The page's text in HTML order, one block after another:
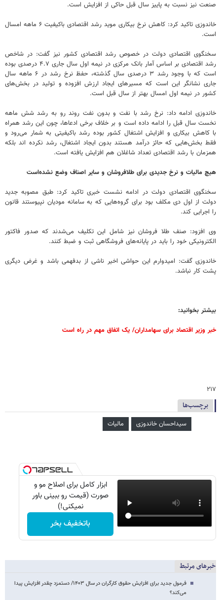
صنعت نیز نسبت به پاییز سال قبل حاکی از افزایش است.
خاندوزی تاکید کرد: کاهش نرخ بیکاری موید رشد اقتصادی باکیفیت ۶ ماهه امسال
است.
سخنگوی اقتصادی دولت در خصوص رشد اقتصادی کشور نیز گفت: در شاخص
رشد اقتصادی بر اساس آمار بانک مرکزی در نیمه اول سال جاری ۴.۷ درصدی بوده
است که با وجود رشد ۳ درصدی سال گذشته، حفظ نرخ رشد در ۶ ماهه سال
جاری نشانگر این است که مسیرهای ایجاد ارزش افزوده و تولید در بخش‌های
کشور در نیمه اول امسال بهتر از سال قبل است.
خاندوزی ادامه داد: نرخ رشد با نفت و بدون نفت روند رو به رشد شش ماهه
نخست سال قبل را ادامه داده است و بر خلاف برخی ادعاها، چون این رشد همراه
با کاهش بیکاری و افزایش اشتغال کشور بوده رشد باکیفیتی به شمار می‌رود و
فقط بخش‌هایی که حائز درآمد هستند بدون ایجاد اشتغال، رشد نکرده اند بلکه
همزمان با رشد اقتصادی تعداد شاغلان هم افزایش یافته است.
هیچ مالیات و نرخ جدیدی برای طلافروشان و سایر اصناف وضع نشده‌است
سخنگوی اقتصادی دولت در ادامه نشست خبری تاکید کرد: طبق مصوبه جدید
دولت از اول دی مکلف بود برای گروه‌هایی که به سامانه مودیان نپیوستند قانون
را اجرایی کند.
وی افزود: صنف طلا فروشان نیز شامل این تکلیف می‌شدند که صدور فاکتور
الکترونیکی خود را باید در پایانه‌های فروشگاهی ثبت و ضبط کنند.
خاندوزی گفت: امیدوارم این حواشی اخیر ناشی از بدفهمی باشد و غرض دیگری
پشت کار نباشد.
بیشتر بخوانید:
خبر وزیر اقتصاد برای سهامداران/ یک اتفاق مهم در راه است
۲۱۷
برچسب‌ها
سیداحسان خاندوزی مالیات
ابزار کامل برای اصلاح مو و
صورت (قیمت رو ببینی باور
نمیکنی!)
باتخفیف بخر
خبرهای مرتبط
فرمول جدید برای افزایش حقوق کارگران در سال ۱۴۰۳/ دستمزد چقدر افزایش پیدا
می‌کند؟